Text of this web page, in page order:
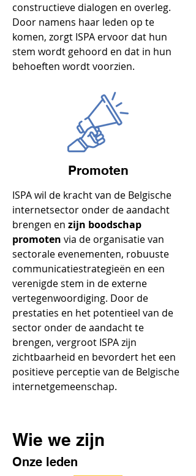
constructieve dialogen en overleg.
Door namens haar leden op te
komen, zorgt ISPA ervoor dat hun
stem wordt gehoord en dat in hun
behoeften wordt voorzien.
Promoten
ISPA wil de kracht van de Belgische
internetsector onder de aandacht
brengen en zijn boodschap
promoten via de organisatie van
sectorale evenementen, robuuste
communicatiestrategieën en een
verenigde stem in de externe
vertegenwoordiging. Door de
prestaties en het potentieel van de
sector onder de aandacht te
brengen, vergroot ISPA zijn
zichtbaarheid en bevordert het een
positieve perceptie van de Belgische
internetgemeenschap.
Wie we zijn
Onze leden